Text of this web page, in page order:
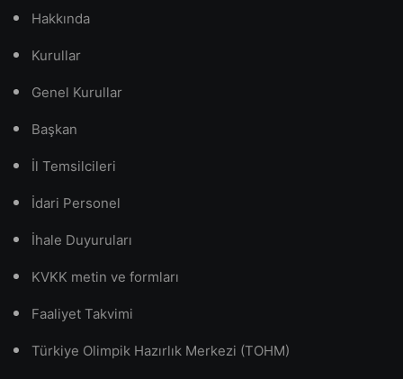
Hakkında
Kurullar
Genel Kurullar
Başkan
İl Temsilcileri
İdari Personel
İhale Duyuruları
KVKK metin ve formları
Faaliyet Takvimi
Türkiye Olimpik Hazırlık Merkezi (TOHM)